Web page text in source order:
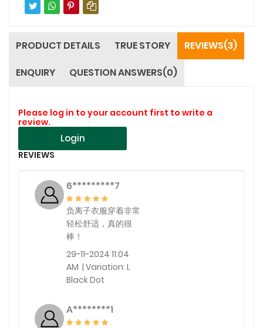
PRODUCT DETAILS TRUE STORY
REVIEWS(3)
ENQUIRY
QUESTION ANSWERS(0)
Please log in to your account first to write a
review.
Login
REVIEWS
6*********7
负离子衣服穿着非常
轻松舒适，真的很
棒！
29-11-2024 11:04
AM | Variation: L
Black Dot
A********1